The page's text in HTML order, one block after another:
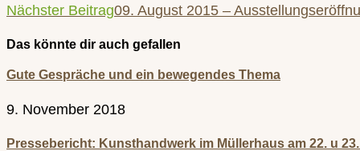
Nächster Beitrag09. August 2015 –
Das könnte dir auch gefallen
Gute Gespräche und ein bewegendes Thema
9. November 2018
Pressebericht: Kunsthandwerk im Müllerhaus am 22. u